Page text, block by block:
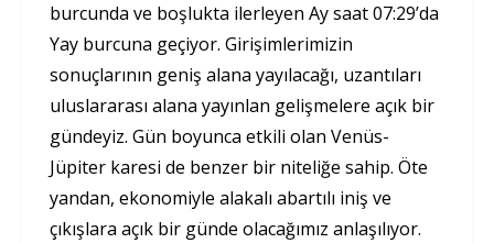
burcunda ve boşlukta ilerleyen Ay saat 07:29’da
Yay burcuna geçiyor. Girişimlerimizin
sonuçlarının geniş alana yayılacağı, uzantıları
uluslararası alana yayınlan gelişmelere açık bir
gündeyiz. Gün boyunca etkili olan Venüs-
Jüpiter karesi de benzer bir niteliğe sahip. Öte
yandan, ekonomiyle alakalı abartılı iniş ve
çıkışlara açık bir günde olacağımız anlaşılıyor.